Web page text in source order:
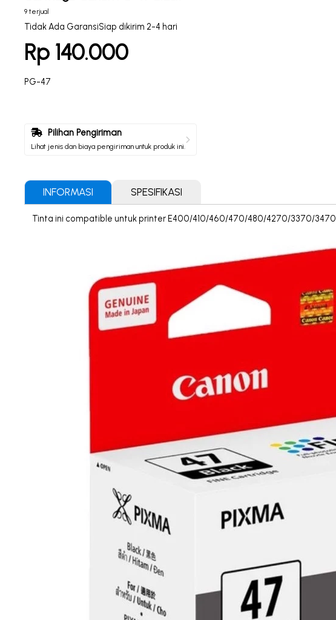
9 terjual
Tidak Ada GaransiSiap dikirim 2-4 hari
Rp 140.000
PG-47
Pilihan Pengiriman
Lihat jenis dan biaya pengiriman untuk produk ini.
INFORMASI SPESIFIKASI
Tinta ini compatible untuk printer E400/410/460/470/480/4270/3370/3470